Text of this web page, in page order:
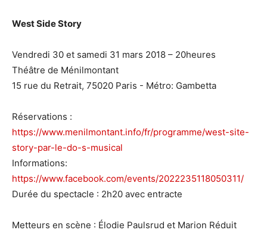
West Side Story
Vendredi 30 et samedi 31 mars 2018 – 20heures
Théâtre de Ménilmontant
15 rue du Retrait, 75020 Paris - Métro: Gambetta
Réservations :
https://www.menilmontant.info/fr/programme/west-site-
story-par-le-do-s-musical
Informations:
https://www.facebook.com/events/2022235118050311/
Durée du spectacle : 2h20 avec entracte
Metteurs en scène : Élodie Paulsrud et Marion Réduit